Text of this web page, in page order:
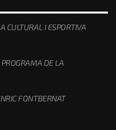
CULTURAL I ESPORTIVA
DE LA
FONTBERNAT